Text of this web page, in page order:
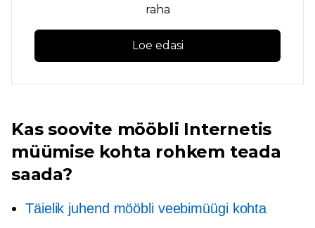
raha
Loe edasi
Kas soovite mööbli Internetis
müümise kohta rohkem teada
saada?
Täielik juhend mööbli veebimüügi kohta